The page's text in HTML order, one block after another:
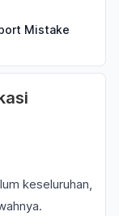
Mistake
keseluruhan,